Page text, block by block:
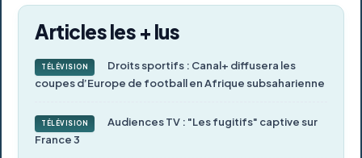
Articles les + lus
TÉLÉVISION
Droits sportifs : Canal+ diffusera les
coupes d’Europe de football en Afrique subsaharienne
TÉLÉVISION
Audiences TV : "Les fugitifs" captive sur
France 3